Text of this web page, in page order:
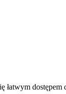
dostępem